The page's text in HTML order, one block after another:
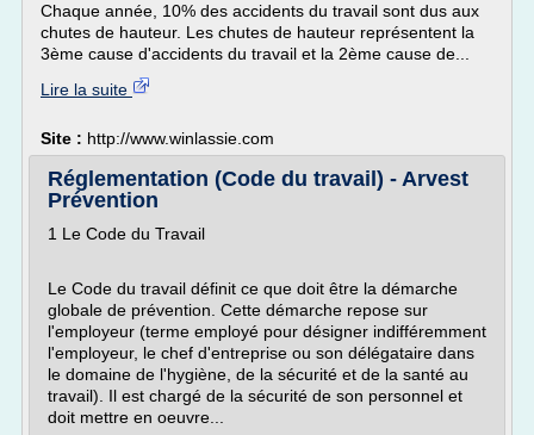
Chaque année, 10% des accidents du travail sont dus aux
chutes de hauteur. Les chutes de hauteur représentent la
3ème cause d'accidents du travail et la 2ème cause de...
Lire la suite
Site : http://www.winlassie.com
Réglementation (Code du travail) - Arvest
Prévention
1 Le Code du Travail
Le Code du travail définit ce que doit être la démarche
globale de prévention. Cette démarche repose sur
l'employeur (terme employé pour désigner indifféremment
l'employeur, le chef d'entreprise ou son délégataire dans
le domaine de l'hygiène, de la sécurité et de la santé au
travail). Il est chargé de la sécurité de son personnel et
doit mettre en oeuvre...